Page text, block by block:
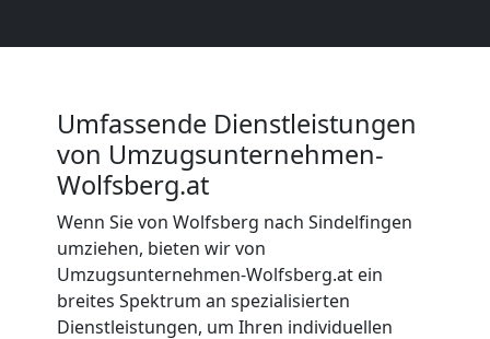
Umfassende Dienstleistungen
von Umzugsunternehmen-
Wolfsberg.at
Wenn Sie von Wolfsberg nach Sindelfingen
umziehen, bieten wir von
Umzugsunternehmen-Wolfsberg.at ein
breites Spektrum an spezialisierten
Dienstleistungen, um Ihren individuellen
Beiladung
Wolfsberg
Mini